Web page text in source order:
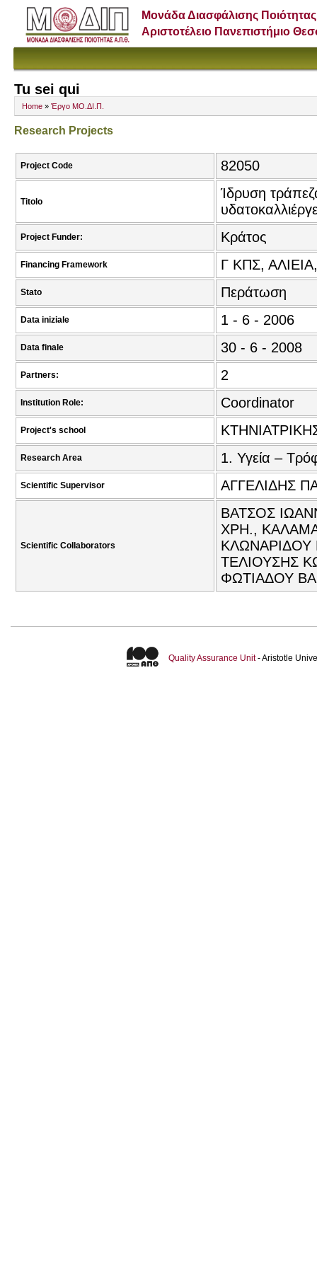
Μονάδα Διασφάλισης Ποιότητας
Αριστοτέλειο Πανεπιστήμιο
Tu sei qui
Home » Έργο ΜΟ.ΔΙ.Π.
Research Projects
Project Code 82050
Titolo
Ίδρυση
Project Funder: Κράτος
Financing Framework Γ ΚΠΣ,
Stato Περάτωση
Data iniziale 1 - 6 - 2006
Data finale 30 - 6 - 2008
Partners: 2
Institution Role: Coordinator
Project's school
Research Area 1. Υγεία –
Scientific Supervisor ΑΓΓΕΛΙΔΗΣ
Scientific Collaborators
ΒΑΤΣΟΣ
ΧΡΗ.,
ΚΛΩΝΑΡΙΔΟΥ
ΤΕΛΙΟΥΣΗΣ
ΦΩΤΙΑΔΟΥ
Quality Assurance Unit- Aristotle